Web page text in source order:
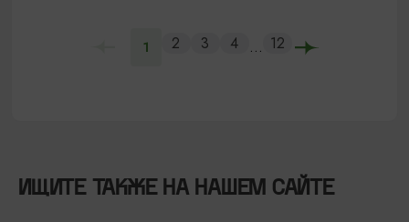
1 2 3 4 ... 12
ИЩИТЕ ТАКЖЕ НА НАШЕМ САЙТЕ